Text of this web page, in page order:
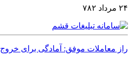
۲۴ مرداد ۷۸۲
راز معاملات موفق: آمادگی برای خروج